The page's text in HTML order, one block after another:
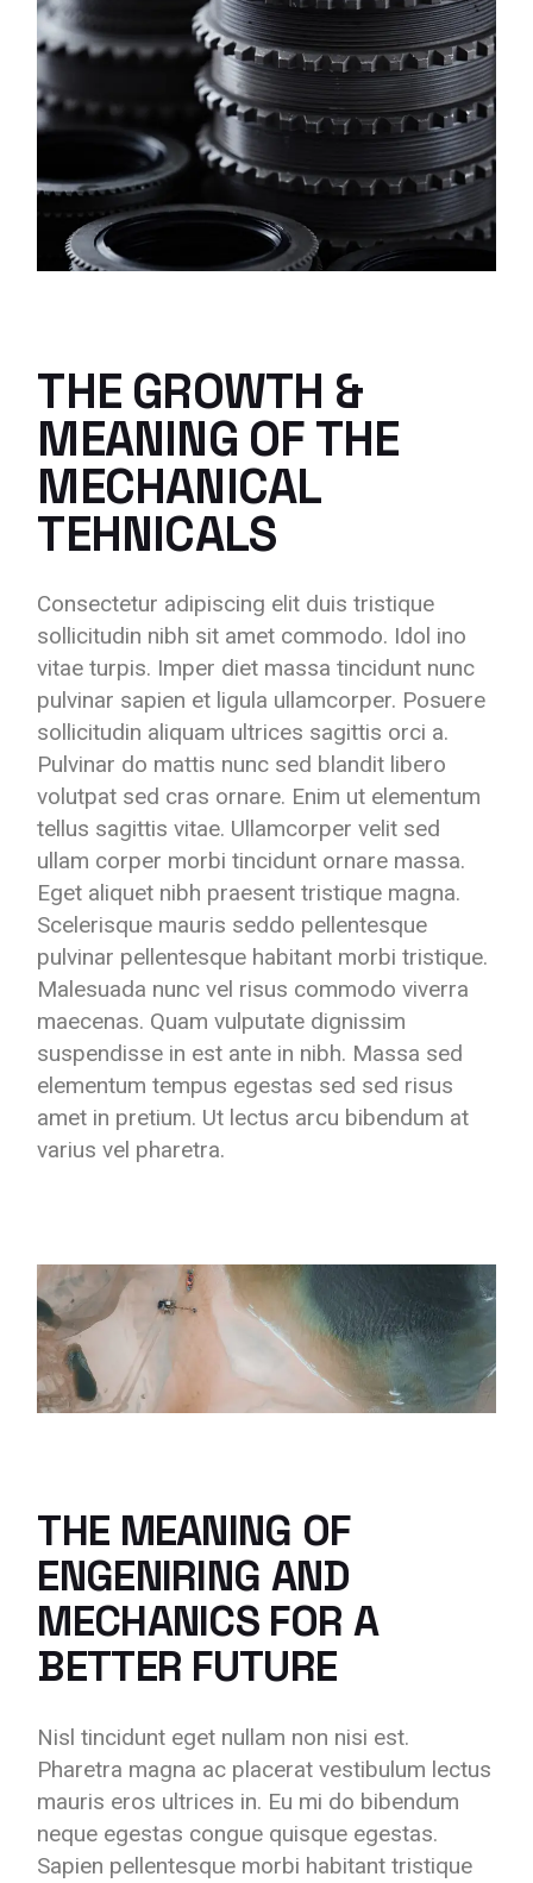
THE GROWTH &
MEANING OF THE
MECHANICAL
TEHNICALS
Consectetur adipiscing elit duis tristique
sollicitudin nibh sit amet commodo. Idol ino
vitae turpis. Imper diet massa tincidunt nunc
pulvinar sapien et ligula ullamcorper. Posuere
sollicitudin aliquam ultrices sagittis orci a.
Pulvinar do mattis nunc sed blandit libero
volutpat sed cras ornare. Enim ut elementum
tellus sagittis vitae. Ullamcorper velit sed
ullam corper morbi tincidunt ornare massa.
Eget aliquet nibh praesent tristique magna.
Scelerisque mauris seddo pellentesque
pulvinar pellentesque habitant morbi tristique.
Malesuada nunc vel risus commodo viverra
maecenas. Quam vulputate dignissim
suspendisse in est ante in nibh. Massa sed
elementum tempus egestas sed sed risus
amet in pretium. Ut lectus arcu bibendum at
varius vel pharetra.
THE MEANING OF
ENGENIRING AND
MECHANICS FOR A
BETTER FUTURE
Nisl tincidunt eget nullam non nisi est.
Pharetra magna ac placerat vestibulum lectus
mauris eros ultrices in. Eu mi do bibendum
neque egestas congue quisque egestas.
Sapien pellentesque morbi habitant tristique